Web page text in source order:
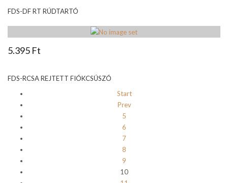
FDS-DF RT RÚDTARTÓ
5.395 Ft
FDS-RCSA REJTETT FIÓKCSÚSZÓ
Start
Prev
5
6
7
8
9
10